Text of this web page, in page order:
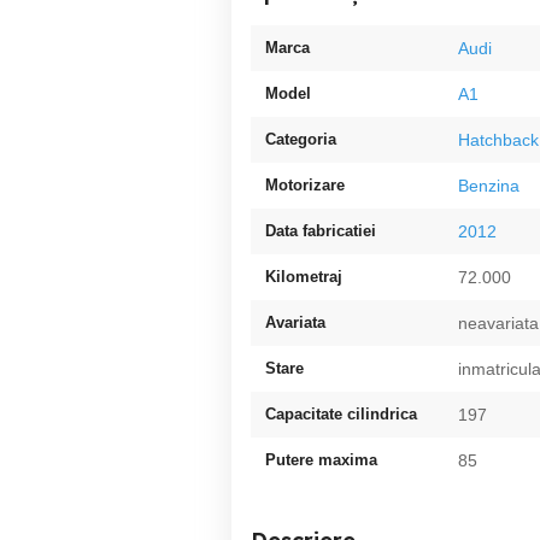
Marca Audi
Model A1
Categoria Hatchback
Motorizare Benzina
Data fabricatiei 2012
Kilometraj 72.000
Avariata neavariata
Stare
Capacitate cilindrica 197
Putere maxima 85